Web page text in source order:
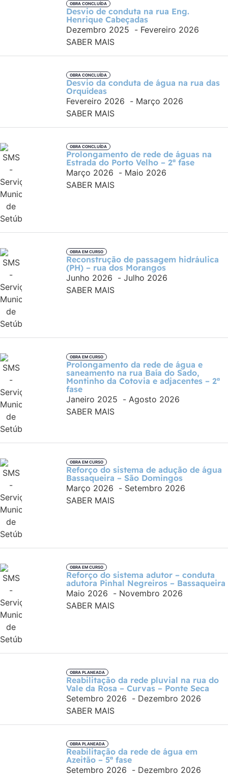
OBRA CONCLUÍDA
Desvio de conduta na rua Eng.
Henrique Cabeçadas
Dezembro 2025 - Fevereiro 2026
SABER MAIS
OBRA CONCLUÍDA
Desvio da conduta de água na rua das
Orquídeas
Fevereiro 2026 - Março 2026
SABER MAIS
OBRA CONCLUÍDA
Prolongamento de rede de águas na
Estrada do Porto Velho – 2ª fase
Março 2026 - Maio 2026
SABER MAIS
OBRA EM CURSO
Reconstrução de passagem hidráulica
(PH) – rua dos Morangos
Junho 2026 - Julho 2026
SABER MAIS
OBRA EM CURSO
Prolongamento da rede de água e
saneamento na rua Baía do Sado,
Montinho da Cotovia e adjacentes – 2ª
fase
Janeiro 2025 - Agosto 2026
SABER MAIS
OBRA EM CURSO
Reforço do sistema de adução de água
Bassaqueira – São Domingos
Março 2026 - Setembro 2026
SABER MAIS
OBRA EM CURSO
Reforço do sistema adutor – conduta
adutora Pinhal Negreiros – Bassaqueira
Maio 2026 - Novembro 2026
SABER MAIS
OBRA PLANEADA
Reabilitação da rede pluvial na rua do
Vale da Rosa – Curvas – Ponte Seca
Setembro 2026 - Dezembro 2026
SABER MAIS
OBRA PLANEADA
Reabilitação da rede de água em
Azeitão – 5ª fase
Setembro 2026 - Dezembro 2026